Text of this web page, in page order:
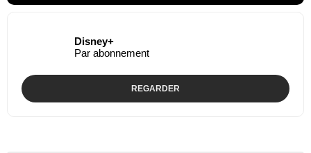
Disney+
Par abonnement
REGARDER